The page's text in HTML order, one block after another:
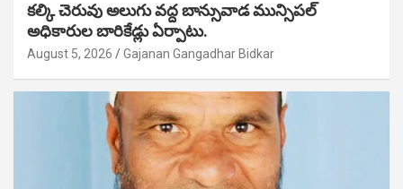
కల్కి చెరువు అలుగు వద్ద బాన్సువాడ మున్సిపల్
అధికారుల బారికేడ్లు ఏర్పాటు.
August 5, 2026 Gajanan Gangadhar Bidkar